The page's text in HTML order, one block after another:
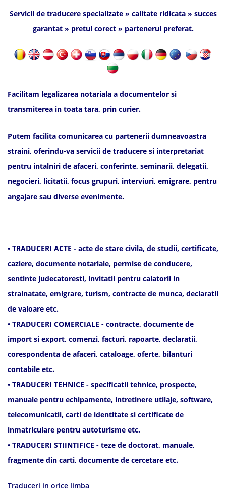
Servicii de traducere specializate » calitate ridicata » succes
garantat » pretul corect » partenerul preferat.
Facilitam legalizarea notariala a documentelor si
transmiterea in toata tara, prin curier.
Putem facilita comunicarea cu partenerii dumneavoastra
straini, oferindu-va servicii de traducere si interpretariat
pentru intalniri de afaceri, conferinte, seminarii, delegatii,
negocieri, licitatii, focus grupuri, interviuri, emigrare, pentru
angajare sau diverse evenimente.
• TRADUCERI ACTE - acte de stare civila, de studii, certificate,
caziere, documente notariale, permise de conducere,
sentinte judecatoresti, invitatii pentru calatorii in
strainatate, emigrare, turism, contracte de munca, declaratii
de valoare etc.
• TRADUCERI COMERCIALE - contracte, documente de
import si export, comenzi, facturi, rapoarte, declaratii,
corespondenta de afaceri, cataloage, oferte, bilanturi
contabile etc.
• TRADUCERI TEHNICE - specificatii tehnice, prospecte,
manuale pentru echipamente, intretinere utilaje, software,
telecomunicatii, carti de identitate si certificate de
inmatriculare pentru autoturisme etc.
• TRADUCERI STIINTIFICE - teze de doctorat, manuale,
fragmente din carti, documente de cercetare etc.
Traduceri in orice limba